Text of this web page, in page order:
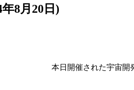
8月20日)
本日開催された宇宙開